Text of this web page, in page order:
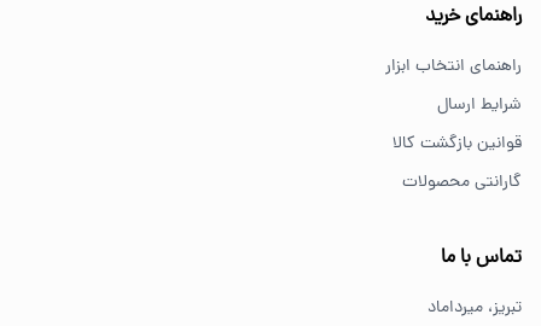
راهنمای خرید
راهنمای انتخاب ابزار
شرایط ارسال
قوانین بازگشت کالا
گارانتی محصولات
تماس با ما
تبریز، میرداماد